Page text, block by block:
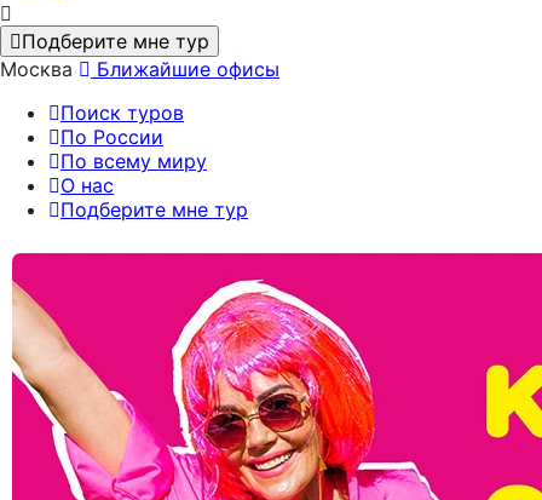
Подберите мне тур
Москва
Ближайшие офисы
Поиск туров
По России
По всему миру
О нас
Подберите мне тур